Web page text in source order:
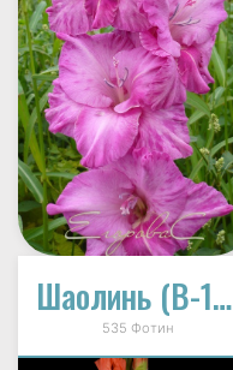
Шаолинь (В-16-522)
535 Фотин